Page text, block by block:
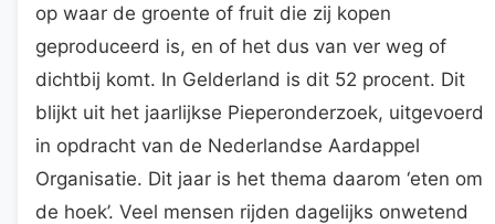
op waar de groente of fruit die zij kopen
geproduceerd is, en of het dus van ver weg of
dichtbij komt. In Gelderland is dit 52 procent. Dit
blijkt uit het jaarlijkse Pieperonderzoek, uitgevoerd
in opdracht van de Nederlandse Aardappel
Organisatie. Dit jaar is het thema daarom ‘eten om
de hoek’. Veel mensen rijden dagelijks onwetend